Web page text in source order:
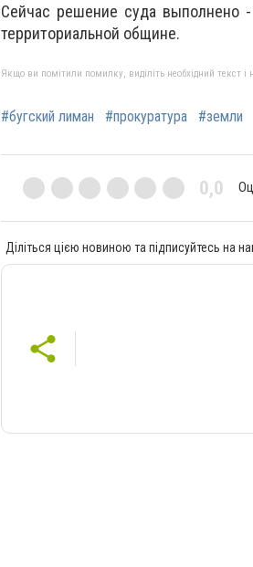
Сейчас решение суда выполнено
территориальной общине.
Якщо ви помітили помилку, виділіть необхідний текст
#бугский лиман #прокуратура #земли
0,0
Діліться цією новиною та підписуйтесь на